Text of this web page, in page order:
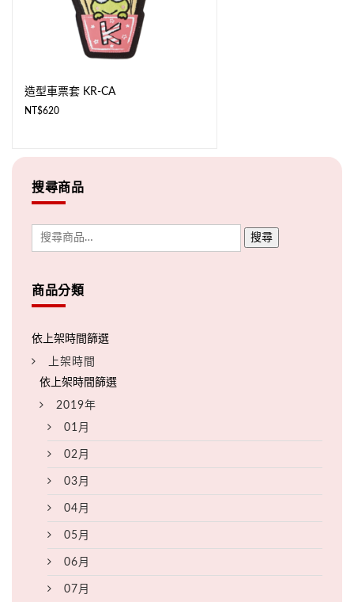
造型車票套 KR-CA
NT$620
搜尋商品
搜尋
商品分類
上架時間
2019年
01月
02月
03月
04月
05月
06月
07月